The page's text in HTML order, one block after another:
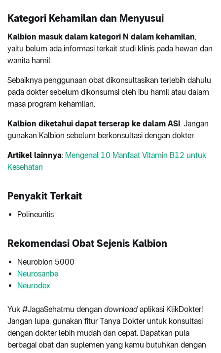
Kategori Kehamilan dan Menyusui
Kalbion masuk dalam kategori N dalam kehamilan,
yaitu belum ada informasi terkait studi klinis pada hewan dan
wanita hamil.
Sebaiknya penggunaan obat dikonsultasikan terlebih dahulu
pada dokter sebelum dikonsumsi oleh ibu hamil atau dalam
masa program kehamilan.
Kalbion diketahui dapat terserap ke dalam ASI. Jangan
gunakan Kalbion sebelum berkonsultasi dengan dokter.
Artikel lainnya: Mengenal 10 Manfaat Vitamin B12 untuk
Kesehatan
Penyakit Terkait
Polineuritis
Rekomendasi Obat Sejenis Kalbion
Neurobion 5000
Neurosanbe
Neurodex
Yuk #JagaSehatmu dengan download aplikasi KlikDokter!
Jangan lupa, gunakan fitur Tanya Dokter untuk konsultasi
dengan dokter lebih mudah dan cepat. Dapatkan pula
berbagai obat dan suplemen yang kamu butuhkan dengan